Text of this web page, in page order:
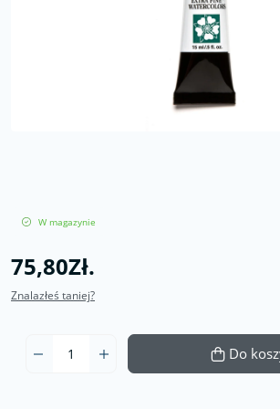
W magazynie
75,80Zł.
Znalazłeś taniej?
Do